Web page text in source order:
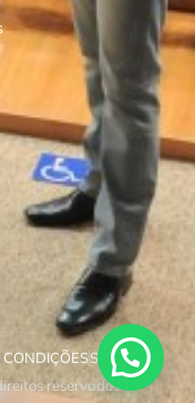
SUPORTE
reservados